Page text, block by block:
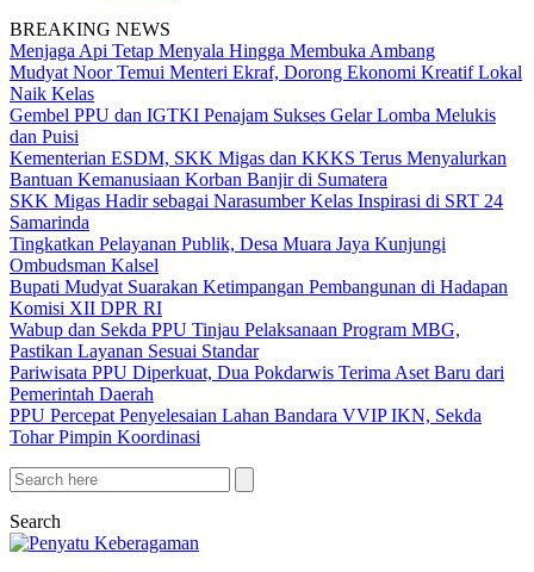
BREAKING NEWS
Menjaga Api Tetap Menyala Hingga Membuka Ambang
Mudyat Noor Temui Menteri Ekraf, Dorong Ekonomi Kreatif Lokal
Naik Kelas
Gembel PPU dan IGTKI Penajam Sukses Gelar Lomba Melukis
dan Puisi
Kementerian ESDM, SKK Migas dan KKKS Terus Menyalurkan
Bantuan Kemanusiaan Korban Banjir di Sumatera
SKK Migas Hadir sebagai Narasumber Kelas Inspirasi di SRT 24
Samarinda
Tingkatkan Pelayanan Publik, Desa Muara Jaya Kunjungi
Ombudsman Kalsel
Bupati Mudyat Suarakan Ketimpangan Pembangunan di Hadapan
Komisi XII DPR RI
Wabup dan Sekda PPU Tinjau Pelaksanaan Program MBG,
Pastikan Layanan Sesuai Standar
Pariwisata PPU Diperkuat, Dua Pokdarwis Terima Aset Baru dari
Pemerintah Daerah
PPU Percepat Penyelesaian Lahan Bandara VVIP IKN, Sekda
Tohar Pimpin Koordinasi
Search